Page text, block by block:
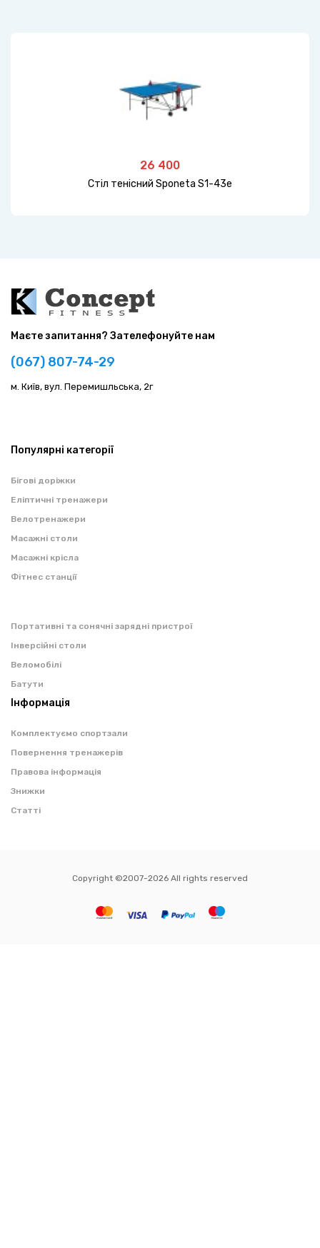
26 400
Стіл тенісний Sponeta S1-43e
Маєте запитання? Зателефонуйте нам
(067) 807-74-29
м. Київ, вул. Перемишльська, 2г
Популярні категорії
Бігові доріжки
Еліптичні тренажери
Велотренажери
Масажні столи
Масажні крісла
Фітнес станції
Портативні та сонячні зарядні пристрої
Інверсійні столи
Веломобілі
Батути
Інформація
Комплектуємо спортзали
Повернення тренажерів
Правова інформація
Знижки
Статті
Copyright ©2007-2026 All rights reserved